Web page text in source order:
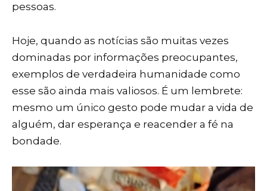
pessoas.
Hoje, quando as notícias são muitas vezes
dominadas por informações preocupantes,
exemplos de verdadeira humanidade como
esse são ainda mais valiosos. É um lembrete:
mesmo um único gesto pode mudar a vida de
alguém, dar esperança e reacender a fé na
bondade.